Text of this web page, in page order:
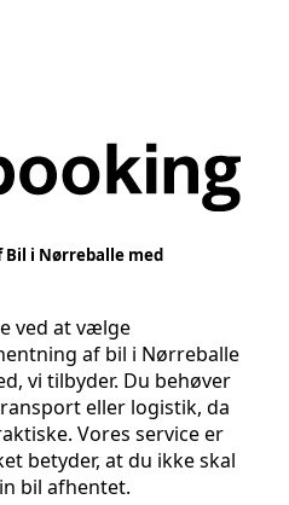
i Nørreballe med
ved at vælge
af bil i Nørreballe
vi tilbyder. Du behøver
eller logistik, da
Vores service er
betyder, at du ikke skal
bil afhentet.